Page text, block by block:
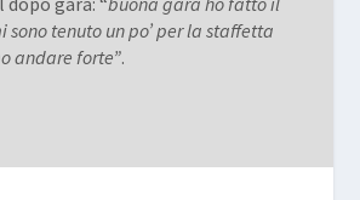
tenuto un po’ per la staffetta
andare forte”.